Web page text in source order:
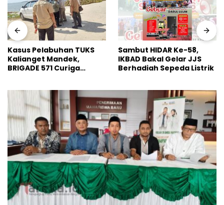
Sambut HIDAR Ke-58,
IKBAD Bakal Gelar JJS
Berhadiah Sepeda Listrik
Dinilai Perkuat
Pangan Nasional,
HMI Jatim Apresiasi